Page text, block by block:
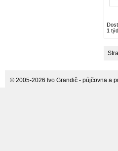
1
© 2005-2026 Ivo Grandič - půjčovna a